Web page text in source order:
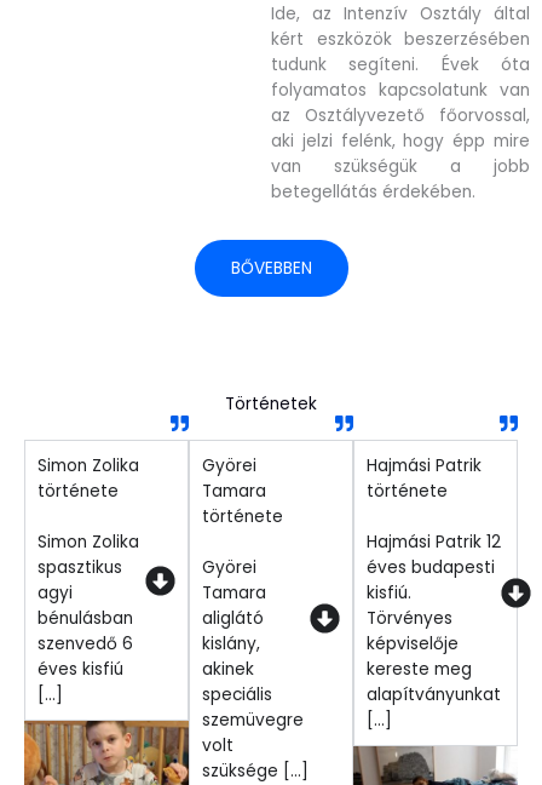
Ide, az Intenzív Osztály által
kért eszközök beszerzésében
tudunk segíteni. Évek óta
folyamatos kapcsolatunk van
az Osztályvezető főorvossal,
aki jelzi felénk, hogy épp mire
van szükségük a jobb
betegellátás érdekében.
BŐVEBBEN
Történetek
Simon Zolika
története
Simon Zolika
spasztikus
agyi
bénulásban
szenvedő 6
éves kisfiú
[...]
Györei
Tamara
története
Györei
Tamara
aliglátó
kislány,
akinek
speciális
szemüvegre
volt
szüksége [...]
Hajmási Patrik
története
Hajmási Patrik 12
éves budapesti
kisfiú.
Törvényes
képviselője
kereste meg
alapítványunkat
[...]